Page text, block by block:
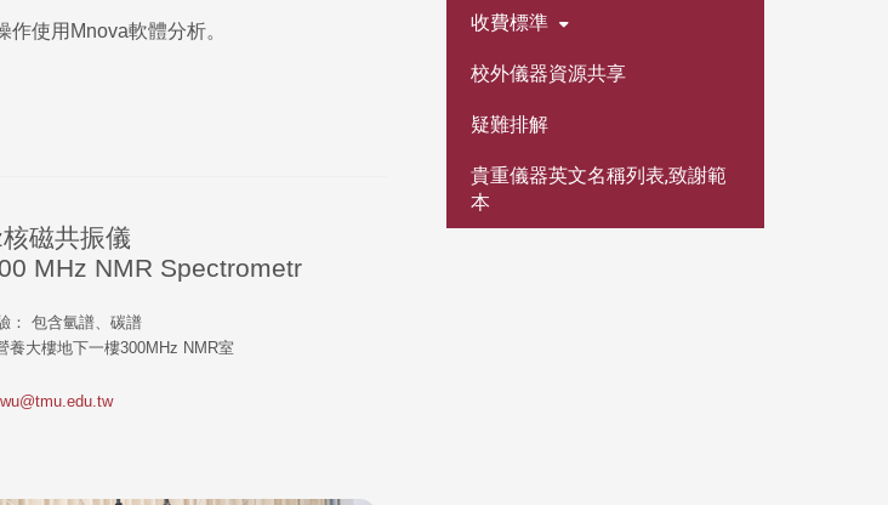
使用Mnova軟體分析。
磁共振儀
MHz NMR Spectrometr
： 包含氫譜、碳譜
養大樓地下一樓300MHz NMR室
收費標準
校外儀器資源共享
疑難排解
貴重儀器英文名稱列表,致謝範
本